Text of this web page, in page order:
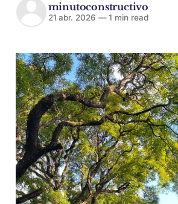
minutoconstructivo
21 abr. 2026 —1 min read